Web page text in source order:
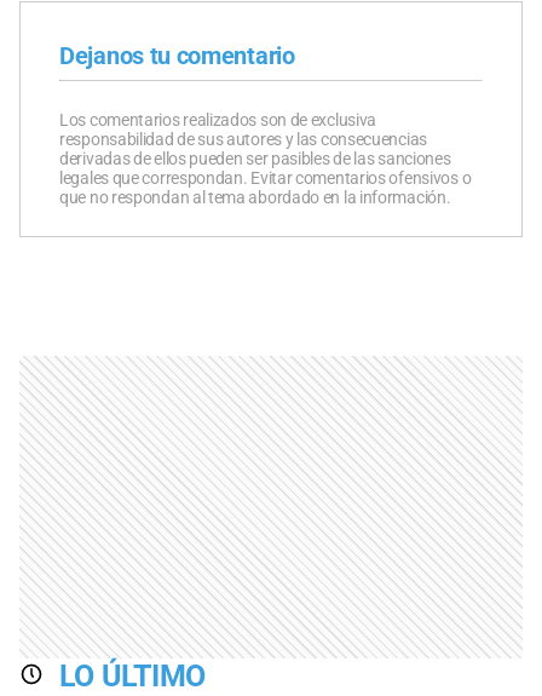
Dejanos tu comentario
Los comentarios realizados son de exclusiva
responsabilidad de sus autores y las consecuencias
derivadas de ellos pueden ser pasibles de las sanciones
legales que correspondan. Evitar comentarios ofensivos o
que no respondan al tema abordado en la información.
LO ÚLTIMO